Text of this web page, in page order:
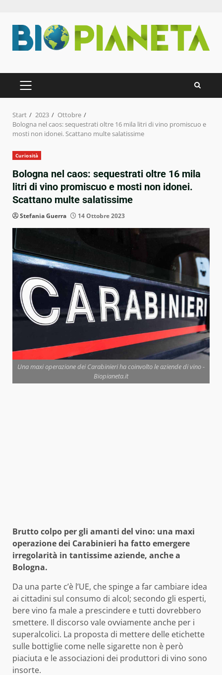
Inhalt
springen
PRIMÄRES
MENÜ
Start 2023
Ottobre
Bologna nel caos: sequestrati oltre 16 mila litri di vino promiscuo e
mosti non idonei. Scattano multe salatissime
Curiosità
Bologna nel caos: sequestrati oltre 16 mila
litri di vino promiscuo e mosti non idonei.
Scattano multe salatissime
Stefania Guerra 14 Ottobre 2023
Una maxi operazione dei Carabinieri ha coinvolto le aziende di vino -
Biopianeta.it
Brutto colpo per gli amanti del vino: una maxi
operazione dei Carabinieri ha fatto emergere
irregolarità in tantissime aziende, anche a
Bologna.
Da una parte c’è l’UE, che spinge a far cambiare idea
ai cittadini sul consumo di alcol; secondo gli esperti,
bere vino fa male a prescindere e tutti dovrebbero
smettere. Il discorso vale ovviamente anche per i
superalcolici. La proposta di mettere delle etichette
sulle bottiglie come nelle sigarette non è però
piaciuta e le associazioni dei produttori di vino sono
insorte.